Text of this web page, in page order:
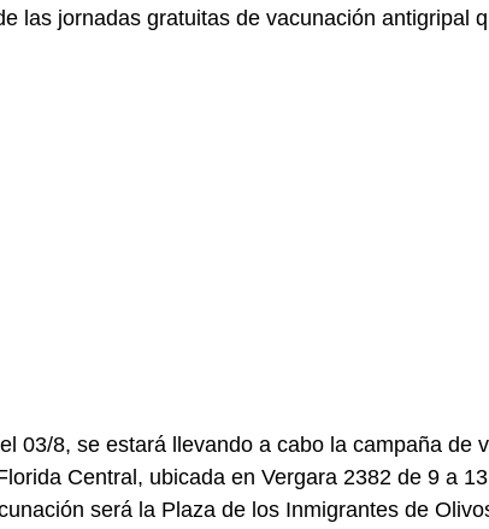
las jornadas gratuitas de vacunación antigripal
03/8, se estará llevando a cabo la campaña de
Central, ubicada en Vergara 2382 de 9 a
será la Plaza de los Inmigrantes de